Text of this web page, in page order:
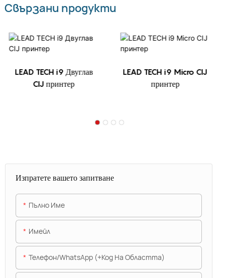
Свързани продукти
LEAD TECH i9 Двуглав
CIJ принтер
LEAD TECH i9 Micro CIJ
принтер
Изпратете вашето запитване
Пълно Име
Имейл
Телефон/WhatsApp (+Код На Областта)